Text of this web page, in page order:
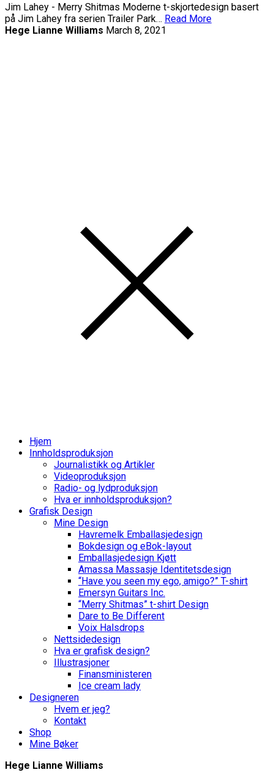
Jim Lahey - Merry Shitmas Moderne t-skjortedesign basert
på Jim Lahey fra serien Trailer Park… Read More
Hege Lianne Williams March 8, 2021
Hjem
Innholdsproduksjon
Journalistikk og Artikler
Videoproduksjon
Radio- og lydproduksjon
Hva er innholdsproduksjon?
Grafisk Design
Mine Design
Havremelk Emballasjedesign
Bokdesign og eBok-layout
Emballasjedesign Kjøtt
Amassa Massasje Identitetsdesign
“Have you seen my ego, amigo?” T-shirt
Emersyn Guitars Inc.
“Merry Shitmas” t-shirt Design
Dare to Be Different
Voix Halsdrops
Nettsidedesign
Hva er grafisk design?
Illustrasjoner
Finansministeren
Ice cream lady
Designeren
Hvem er jeg?
Kontakt
Shop
Mine Bøker
Hege Lianne Williams